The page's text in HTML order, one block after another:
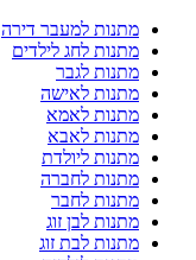
מתנות למעבר דירה
מתנות לחג לילדים
מתנות לגבר
מתנות לאישה
מתנות לאמא
מתנות לאבא
מתנות ליולדת
מתנות לחברה
מתנות לחבר
מתנות לבן זוג
מתנות לבת זוג